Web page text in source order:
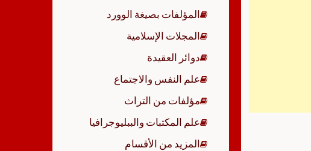
المؤلفات بصيغة الوورد
المجلات الإسلامية
دوائر العقيدة
علم النفس والاجتماع
مؤلفات من التراث
علم المكتبات والببليوجرافيا
المزيد من الأقسام